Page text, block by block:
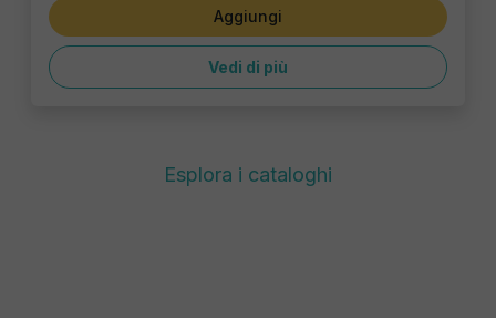
Aggiungi
Vedi di più
Esplora i cataloghi